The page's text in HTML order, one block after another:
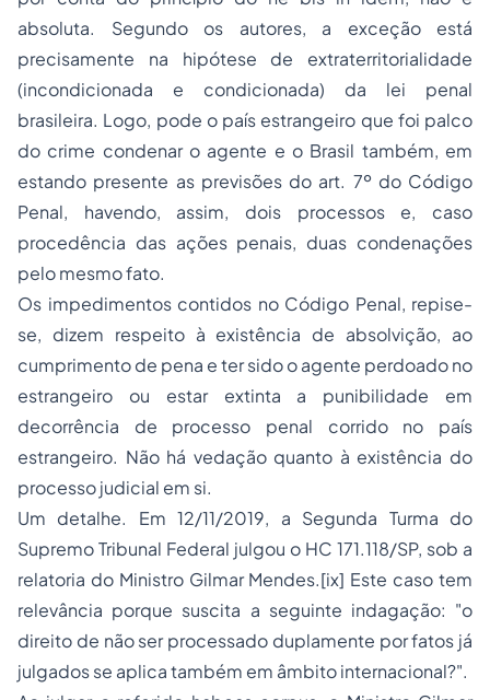
absoluta. Segundo os autores, a exceção está
precisamente na hipótese de extraterritorialidade
(incondicionada e condicionada) da lei penal
brasileira. Logo, pode o país estrangeiro que foi palco
do crime condenar o agente e o Brasil também, em
estando presente as previsões do art. 7º do Código
Penal, havendo, assim, dois processos e, caso
procedência das ações penais, duas condenações
pelo mesmo fato.
Os impedimentos contidos no Código Penal, repise-
se, dizem respeito à existência de absolvição, ao
cumprimento de pena e ter sido o agente perdoado no
estrangeiro ou estar extinta a punibilidade em
decorrência de processo penal corrido no país
estrangeiro. Não há vedação quanto à existência do
processo judicial em si.
Um detalhe. Em 12/11/2019, a Segunda Turma do
Supremo Tribunal Federal julgou o HC 171.118/SP, sob a
relatoria do Ministro Gilmar Mendes.[ix] Este caso tem
relevância porque suscita a seguinte indagação: "o
direito de não ser processado duplamente por fatos já
julgados se aplica também em âmbito internacional?".